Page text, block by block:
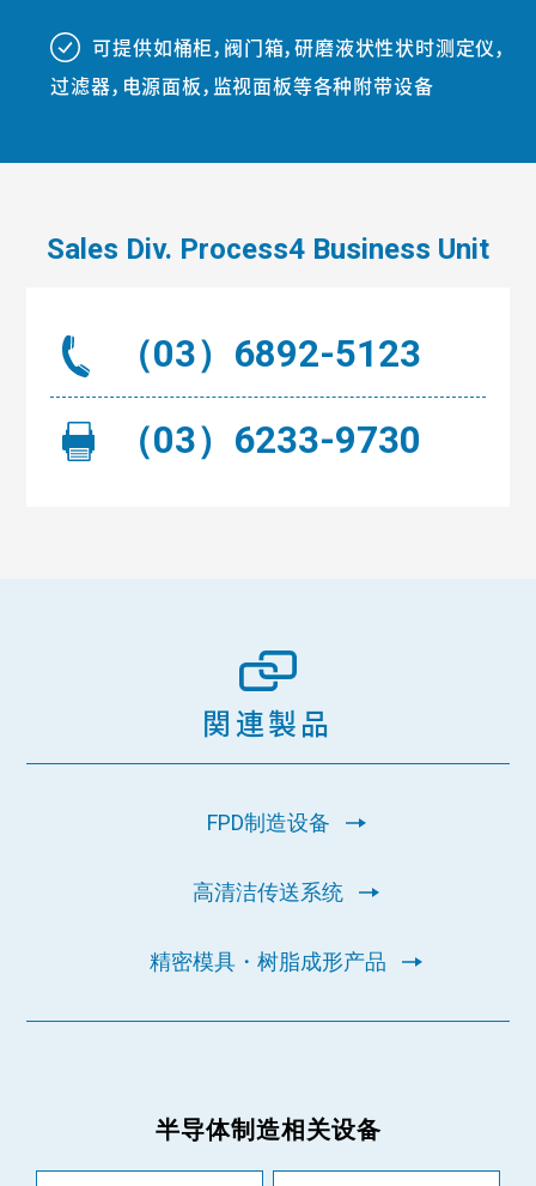
###
可提供如桶柜，阀门箱，研磨液状性状时测定仪，
过滤器，电源面板，监视面板等各种附带设备
Sales Div. Process4 Business Unit
（03）6892-5123
（03）6233-9730
関連製品
FPD制造设备
高清洁传送系统
精密模具・树脂成形产品
半导体制造相关设备